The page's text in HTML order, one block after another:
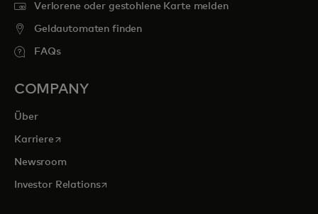
Verlorene oder gestohlene Karte melden
Geldautomaten finden
FAQs
COMPANY
Über
Karrierewird in einer neuen Registerkarte geöffnet
Newsroom
Investor Relationswird in einer neuen Registerkarte geöffnet